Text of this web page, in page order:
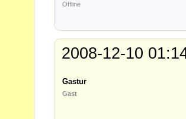
Offline
2008-12-10
Gastur
Gast